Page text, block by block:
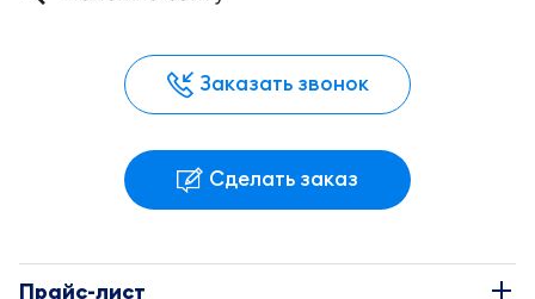
Заказать звонок
Сделать заказ
Прайс-лист